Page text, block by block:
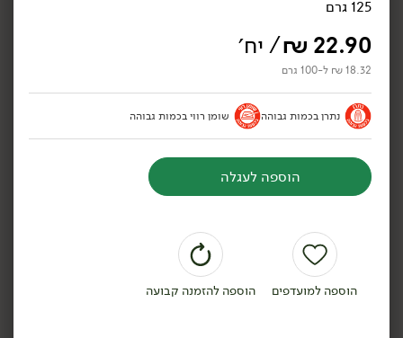
/ יח׳
גבינת שָׂרַי 25%
'משק שוורץ'
200 גרם
הוספה לסל
גבינת קממבר 'חרמון' 19%
'משק שוורץ'
125 גרם
22.90
₪/ יח׳
18.32 ₪ ל-100 גרם
נתרן בכמות גבוהה שומן רווי בכמות גבוהה
הוספה לעגלה
הוספה למועדפים הוספה להזמנה קבועה